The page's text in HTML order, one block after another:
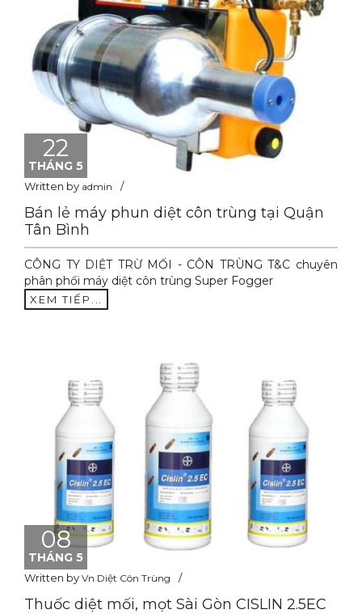
22
THÁNG 5
Written by admin
Bán lẻ máy phun diệt côn trùng tại Quận
Tân Bình
CÔNG TY DIỆT TRỪ MỐI - CÔN TRÙNG T&C chuyên
phân phối máy diệt côn trùng Super Fogger
XEM TIẾP...
08
THÁNG 5
Written by Vn Diệt Côn Trùng
Thuốc diệt mối, mọt Sài Gòn CISLIN 2.5EC